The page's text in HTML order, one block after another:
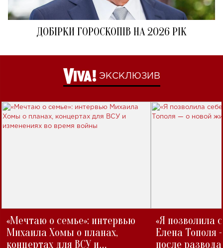
ДОБІРКИ ГОРОСКОПІВ НА 2026 РІК
ЭКСКЛЮЗИВ
«Мечтаю о семье»: интервью
Михаила Хомы о планах,
концертах для ВСУ и
«Я позволила
Елена Тополя
после развода